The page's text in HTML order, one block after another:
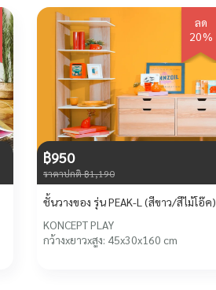
ลด
20%
฿950
ราคาปกติ ฿1,190
ชั้นวางของ รุ่น PEAK-L (สีขาว/สีไม้โอ๊ค)
KONCEPT PLAY
กว้างxยาวxสูง: 45x30x160 cm